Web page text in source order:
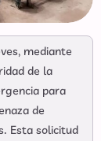
mediante
de la
para
de
Esta solicitud